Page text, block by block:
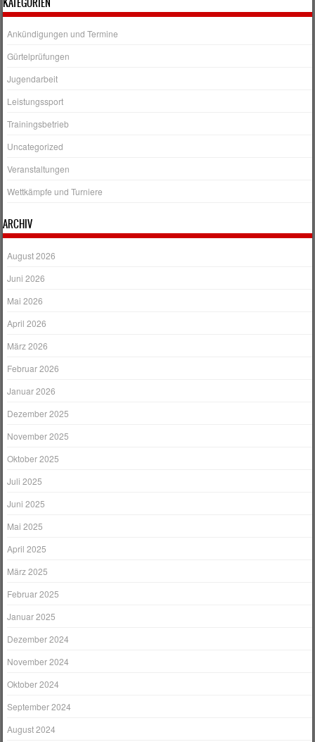
Ankündigungen und Termine
Gürtelprüfungen
Jugendarbeit
Leistungssport
Trainingsbetrieb
Uncategorized
Veranstaltungen
Wettkämpfe und Turniere
ARCHIV
August 2026
Juni 2026
Mai 2026
April 2026
März 2026
Februar 2026
Januar 2026
Dezember 2025
November 2025
Oktober 2025
Juli 2025
Juni 2025
Mai 2025
April 2025
März 2025
Februar 2025
Januar 2025
Dezember 2024
November 2024
Oktober 2024
September 2024
August 2024